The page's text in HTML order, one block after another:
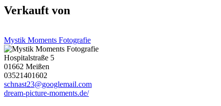
Verkauft von
Mystik Moments Fotografie
Hospitalstraße 5
01662 Meißen
03521401602
schnast23@googlemail.com
dream-picture-moments.de/